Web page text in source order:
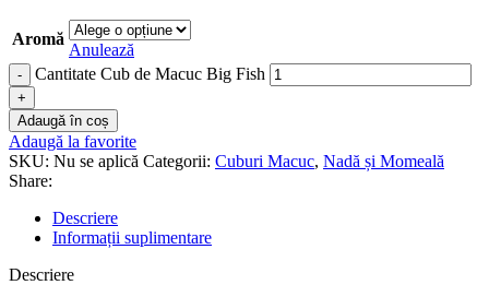
Aromă
Anulează
Cantitate Cub de Macuc Big Fish
Adaugă în coș
Adaugă la favorite
SKU: Nu se aplică Categorii: Cuburi Macuc, Nadă și Momeală
Share:
Descriere
Informații suplimentare
Descriere